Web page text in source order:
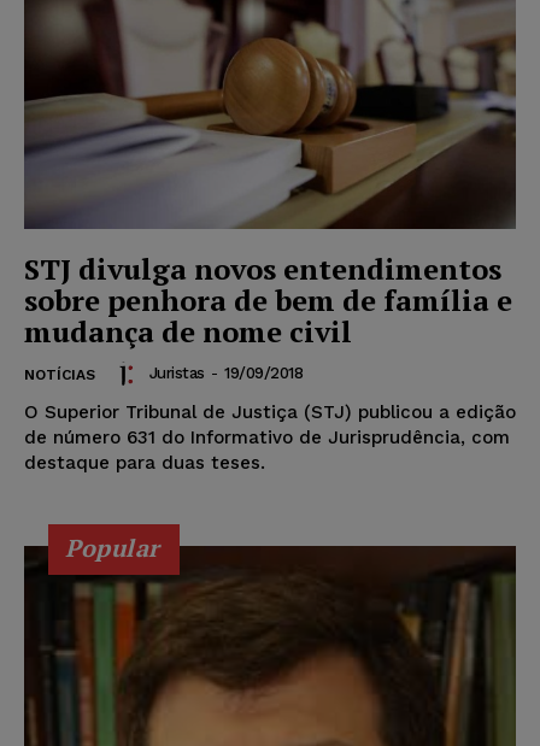
STJ divulga novos entendimentos
sobre penhora de bem de família e
mudança de nome civil
NOTÍCIAS Juristas - 19/09/2018
O Superior Tribunal de Justiça (STJ) publicou a edição
de número 631 do Informativo de Jurisprudência, com
destaque para duas teses.
Popular